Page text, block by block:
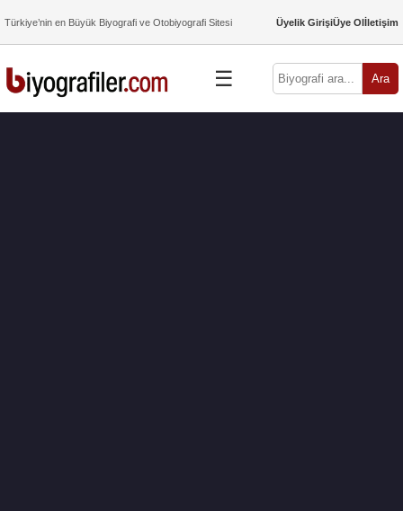
Türkiye’nin en Büyük Biyografi ve Otobiyografi Sitesi Üyelik GirişiÜye Olİletişim
☰ Ara